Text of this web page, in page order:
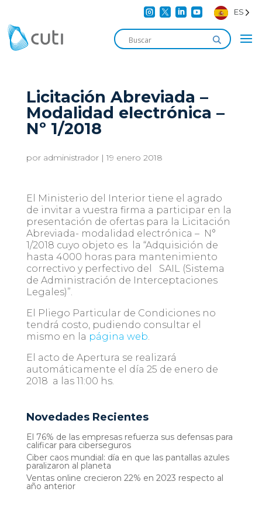
    ES
Licitación Abreviada –
Modalidad electrónica –
Nº 1/2018
por administrador|19 enero 2018
El Ministerio del Interior tiene el agrado
de invitar a vuestra firma a participar en la
presentación de ofertas para la Licitación
Abreviada- modalidad electrónica – N°
1/2018 cuyo objeto es la “Adquisición de
hasta 4000 horas para mantenimiento
correctivo y perfectivo del SAIL (Sistema
de Administración de Interceptaciones
Legales)”.
El Pliego Particular de Condiciones no
tendrá costo, pudiendo consultar el
mismo en la página web.
El acto de Apertura se realizará
automáticamente el día 25 de enero de
2018 a las 11:00 hs.
Novedades Recientes
El 76% de las empresas refuerza sus defensas para
calificar para ciberseguros
Ciber caos mundial: día en que las pantallas azules
paralizaron al planeta
Ventas online crecieron 22% en 2023 respecto al
año anterior